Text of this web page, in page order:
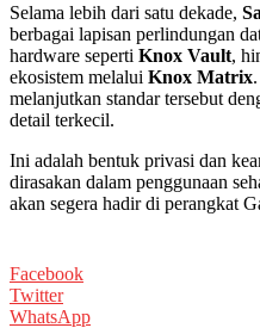
Selama lebih dari satu dekade,
berbagai lapisan perlindungan
hardware seperti Knox Vault,
ekosistem melalui Knox Matrix
melanjutkan standar tersebut
detail terkecil.
Ini adalah bentuk privasi dan
dirasakan dalam penggunaan
akan segera hadir di perangkat
Facebook
Twitter
WhatsApp